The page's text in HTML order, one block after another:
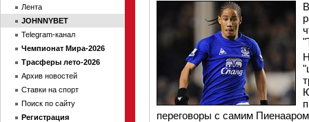
переговоры с самим
Лента
JOHNNYBET
Telegram-канал
Чемпионат Мира-2026
Трасферы лето-2026
Архив новостей
Ставки на спорт
Поиск по сайту
Регистрация